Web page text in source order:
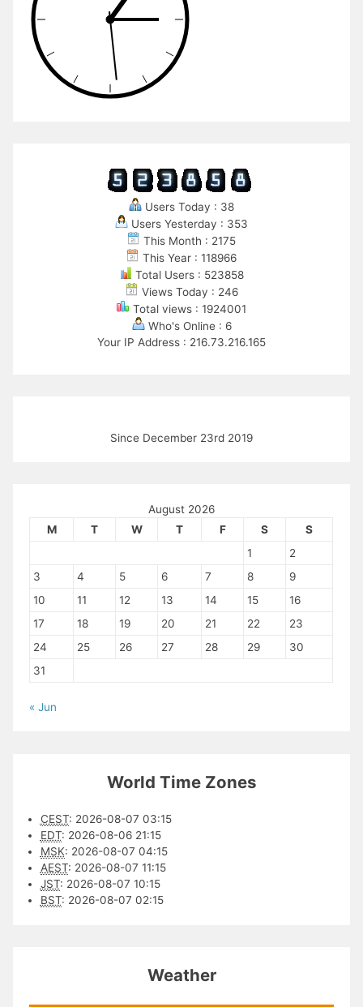
Users Today : 38
Users Yesterday : 353
This Month : 2175
This Year : 118966
Total Users : 523858
Views Today : 246
Total views : 1924001
Who's Online : 6
Your IP Address : 216.73.216.165
Since December 23rd 2019
August 2026
M
T W T F S
S
1
2
3
4 5 6 7 8
9
10
11 12 13 14 15
16
17
18 19 20 21 22
23
24
25 26 27 28 29
30
31
« Jun
World Time Zones
CEST: 2026-08-07 03:15
EDT: 2026-08-06 21:15
MSK: 2026-08-07 04:15
AEST: 2026-08-07 11:15
JST: 2026-08-07 10:15
BST: 2026-08-07 02:15
Weather